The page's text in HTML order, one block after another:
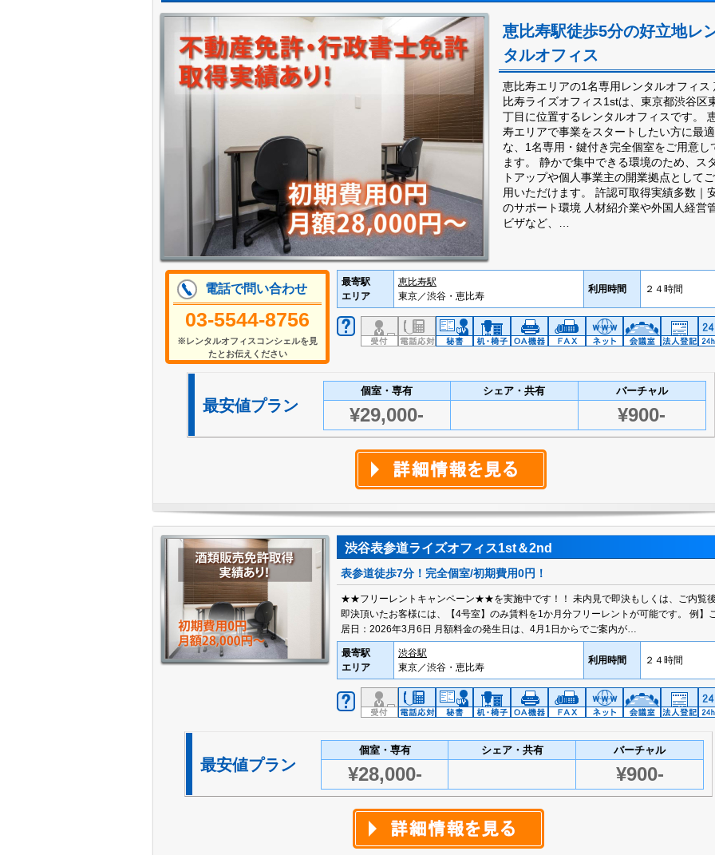
恵比寿駅徒歩5分の好立地レ
タルオフィス
恵比寿エリアの1名専用レンタルオフィス
比寿ライズオフィス1stは、東京都渋谷区
丁目に位置するレンタルオフィスです。
寿エリアで事業をスタートしたい方に最適
な、1名専用・鍵付き完全個室をご用意し
ます。 静かで集中できる環境のため、ス
トアップや個人事業主の開業拠点として
用いただけます。 許認可取得実績多数｜
のサポート環境 人材紹介業や外国人経営
ビザなど、…
電話で問い合わせ
03‐5544-8756
※レンタルオフィスコンシェルを見
たとお伝えください
最寄駅
エリア
恵比寿駅
東京／渋谷・恵比寿
利用時間 ２４時間
最安値プラン
個室・専有 シェア・共有 バーチャル
¥29,000- ¥900-
渋谷表参道ライズオフィス1st＆2nd
表参道徒歩7分！完全個室/初期費用0円！
★★フリーレントキャンペーン★★を実施中です！！ 未内見で即決もしくは、ご内覧
即決頂いたお客様には、【4号室】のみ賃料を1か月分フリーレントが可能です。 例】
居日：2026年3月6日 月額料金の発生日は、4月1日からでご案内が…
最寄駅
エリア
渋谷駅
東京／渋谷・恵比寿
利用時間 ２４時間
最安値プラン
個室・専有 シェア・共有 バーチャル
¥28,000- ¥900-